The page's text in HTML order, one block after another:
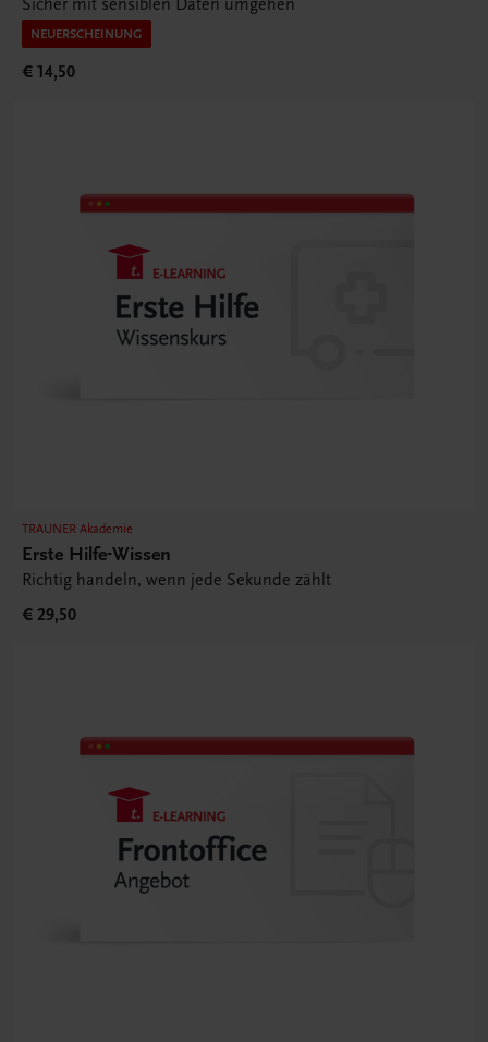
NEUERSCHEINUNG
€ 14,50
TRAUNER Akademie
Erste Hilfe-Wissen
Richtig handeln, wenn jede Sekunde zählt
€ 29,50